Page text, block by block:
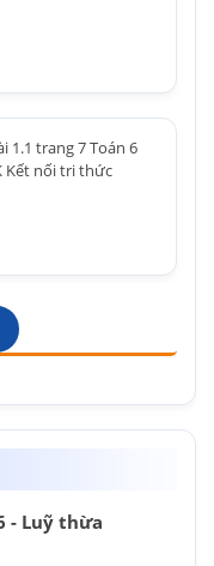
1.1 trang 7 Toán 6
Kết nối tri thức
- Luỹ thừa